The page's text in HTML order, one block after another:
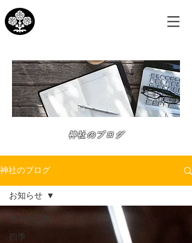
神社のブログ
神社のブログ
四季
お知らせ